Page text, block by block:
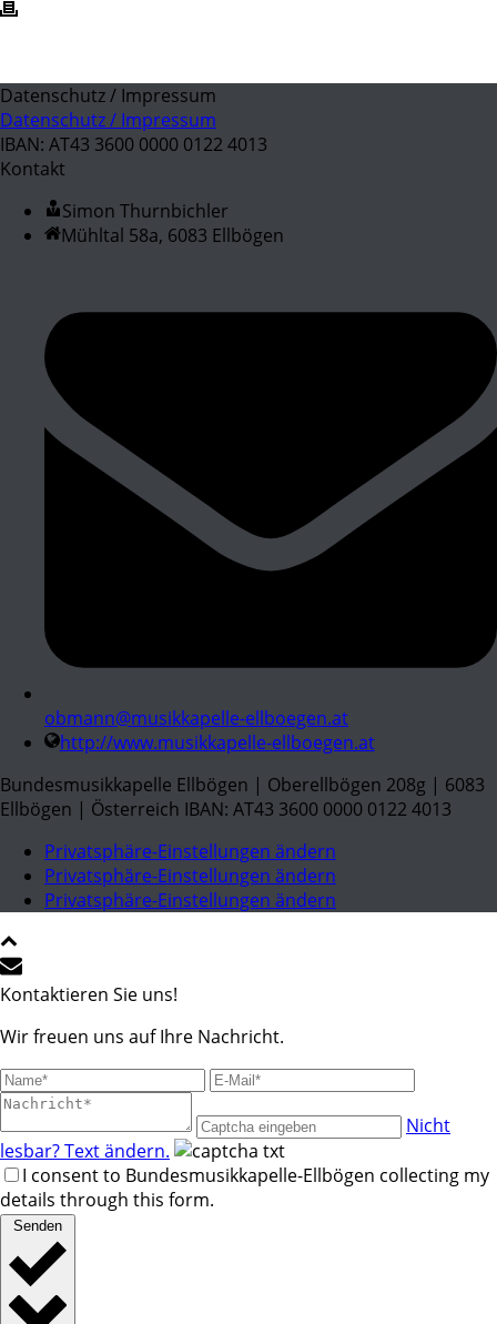
Datenschutz / Impressum
Datenschutz / Impressum
IBAN: AT43 3600 0000 0122 4013
Kontakt
Simon Thurnbichler
Mühltal 58a, 6083 Ellbögen
obmann@musikkapelle-ellboegen.at
http://www.musikkapelle-ellboegen.at
Bundesmusikkapelle Ellbögen | Oberellbögen 208g | 6083
Ellbögen | Österreich IBAN: AT43 3600 0000 0122 4013
Privatsphäre-Einstellungen ändern
Privatsphäre-Einstellungen ändern
Privatsphäre-Einstellungen ändern
Kontaktieren Sie uns!
Wir freuen uns auf Ihre Nachricht.
Nicht
lesbar? Text ändern.
I consent to Bundesmusikkapelle-Ellbögen collecting my
details through this form.
Senden